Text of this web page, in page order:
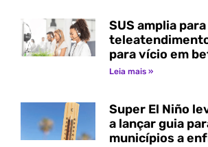
SUS amplia
para vício em
Leia mais »
Super El Niño
a lançar guia
municípios a